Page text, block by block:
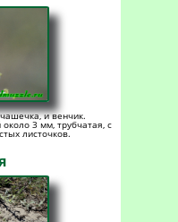
и венчик.
3 мм, трубчатая, с
листочков.